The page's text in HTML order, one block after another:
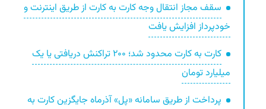
سقف مجاز انتقال وجه کارت به کارت از طریق اینترنت و
خود‌پرداز افزایش یافت
کارت به کارت محدود شد؛ ۲۰۰ تراکنش دریافتی یا یک
میلیارد تومان
پرداخت از طریق سامانه «پل» آذرماه جایگزین کارت به